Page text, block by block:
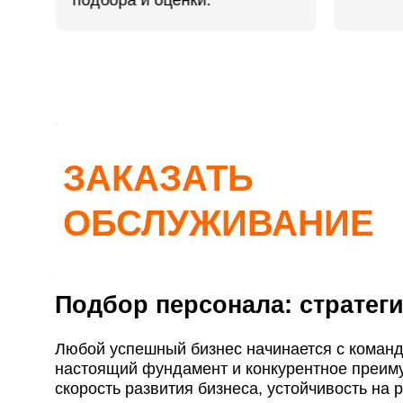
ЗАКАЗАТЬ
ОБСЛУЖИВАНИЕ
Подбор персонала:
Любой успешный бизнес начинается с
настоящий фундамент и конкурентное
скорость развития бизнеса, устойчивость